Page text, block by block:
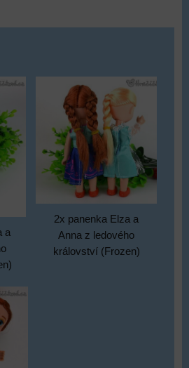
a
2x panenka Elza a
Anna z ledového
království (Frozen)